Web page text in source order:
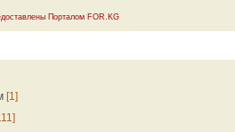
Порталом FOR.KG
[1]